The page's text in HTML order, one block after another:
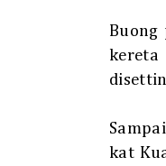
Buong
kereta
kat